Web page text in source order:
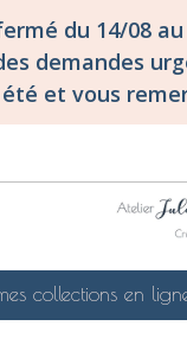
du 14/08
demandes
et vous
collections en